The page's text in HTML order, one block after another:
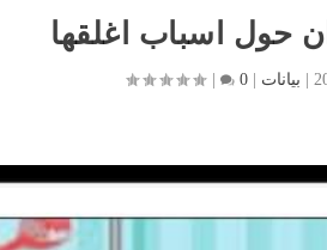
حول اسباب اغلقها
| بيانات 0
|